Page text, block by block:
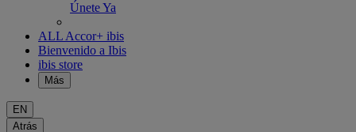
Únete Ya
ALL Accor+ ibis
Bienvenido a Ibis
ibis store
Más
EN
Atrás